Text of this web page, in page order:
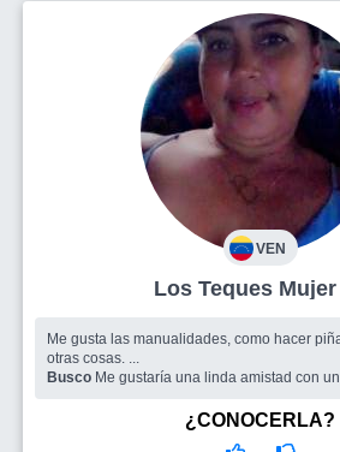
VEN
Los Teques
Me gusta las manualidades, como hacer
otras cosas. ...
Busco Me gustaría una linda amistad con
¿CONOCERLA?